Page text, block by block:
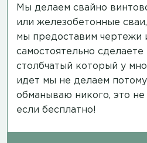
Мы делаем свайно
или железобетонные
мы предоставим чертежи
самостоятельно сделаете
столбчатый который у
идет мы не делаем потому
обманываю никого, это
если бесплатно!